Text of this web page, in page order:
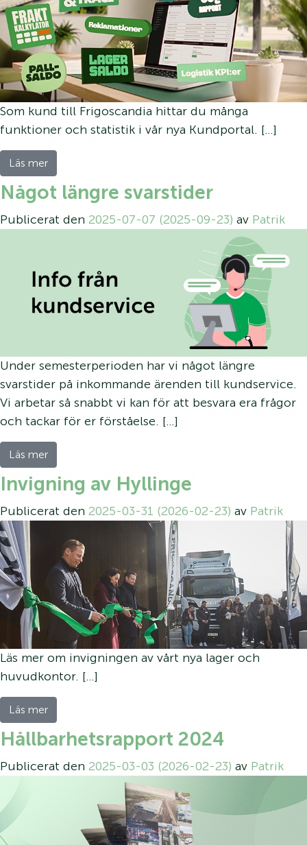
Som kund till Frigoscandia hittar du många
funktioner och statistik i vår nya Kundportal. […]
Läs mer
Något längre svarstider
Publicerat den 2025-07-07 (2025-09-23) av Patrik
Under semesterperioden har vi något längre
svarstider på inkommande ärenden till kundservice.
Vi arbetar så snabbt vi kan för att besvara era frågor
och tackar för er förståelse. […]
Läs mer
Invigning av Hyllinge
Publicerat den 2025-03-31 (2026-02-23) av Patrik
Läs mer om invigningen av vårt nya lager och
huvudkontor. […]
Läs mer
Hållbarhetsrapport 2024
Publicerat den 2025-03-03 (2026-02-23) av Patrik